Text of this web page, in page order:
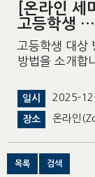
[온라인 세
고등학생 …
고등학생 대상
방법을 소개합
일시 2025-
장소 온라인
목록 검색